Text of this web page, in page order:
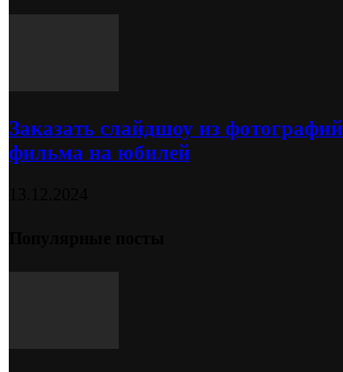
Заказать слайдшоу из
фильма на юбилей